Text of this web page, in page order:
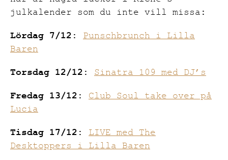
julkalender som du inte vill missa:
Lördag 7/12: Punschbrunch i Lilla
Baren
Torsdag 12/12: Sinatra 109 med DJ’s
Fredag 13/12: Club Soul take over på
Lucia
Tisdag 17/12: LIVE med The
Desktoppers i Lilla Baren